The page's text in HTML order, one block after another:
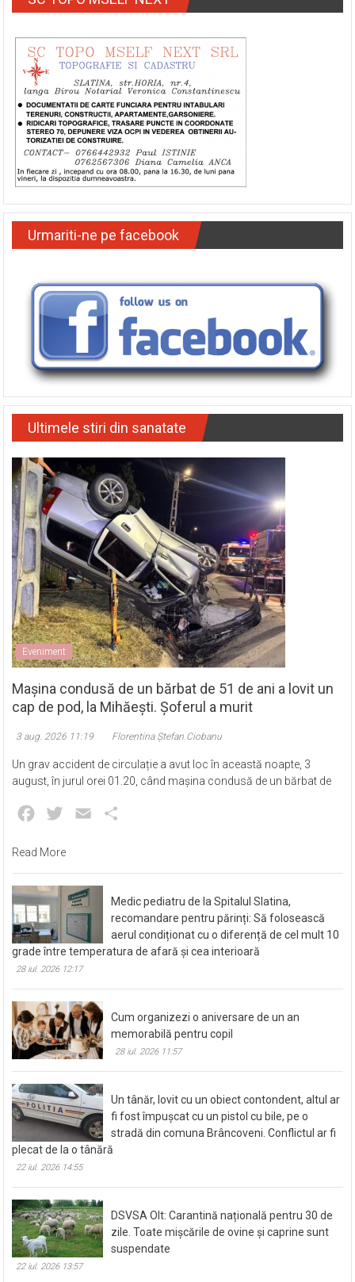
Urmariti-ne pe facebook
Ultimele stiri din sanatate
Eveniment
Mașina condusă de un bărbat de 51 de ani a lovit un
cap de pod, la Mihăești. Șoferul a murit
3 aug. 2026 11:19 Florentina Ștefan Ciobanu
Un grav accident de circulație a avut loc în această noapte, 3
august, în jurul orei 01.20, când mașina condusă de un bărbat de
Facebook
Twitter Email
Read More
Medic pediatru de la Spitalul Slatina,
recomandare pentru părinți: Să folosească
aerul condiționat cu o diferență de cel mult 10
grade între temperatura de afară și cea interioară
28 iul. 2026 12:17
Cum organizezi o aniversare de un an
memorabilă pentru copil
28 iul. 2026 11:57
Un tânăr, lovit cu un obiect contondent, altul ar
fi fost împușcat cu un pistol cu bile, pe o
stradă din comuna Brâncoveni. Conflictul ar fi
plecat de la o tânără
22 iul. 2026 14:55
DSVSA Olt: Carantină națională pentru 30 de
zile. Toate mișcările de ovine și caprine sunt
suspendate
22 iul. 2026 13:57